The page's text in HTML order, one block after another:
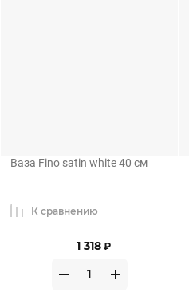
Ваза Fino satin white 40 см
1 318 ₽
К сравнению